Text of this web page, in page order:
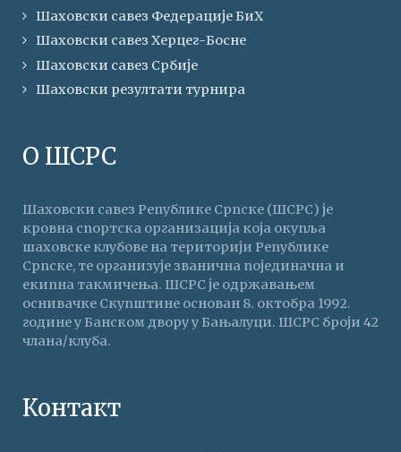
Шаховски савез Федерације БиХ
Шаховски савез Херцег-Босне
Шаховски савез Србије
Шаховски резултати турнира
О ШСРС
Шаховски савез Републике Српске (ШСРС) је
кровна спортска организација која окупља
шаховске клубове на територији Републике
Српске, те организује званична појединачна и
екипна такмичења. ШСРС је одржавањем
оснивачке Скупштине основан 8. октобра 1992.
године у Банском двору у Бањалуци. ШСРС броји 42
члана/клуба.
Контакт